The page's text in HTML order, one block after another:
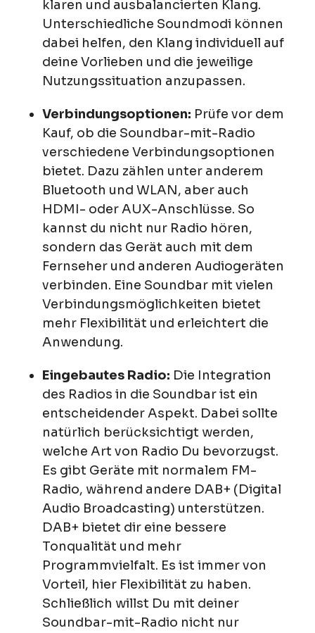
klaren und ausbalancierten Klang.
Unterschiedliche Soundmodi können
dabei helfen, den Klang individuell auf
deine Vorlieben und die jeweilige
Nutzungssituation anzupassen.
Verbindungsoptionen: Prüfe vor dem
Kauf, ob die Soundbar-mit-Radio
verschiedene Verbindungsoptionen
bietet. Dazu zählen unter anderem
Bluetooth und WLAN, aber auch
HDMI- oder AUX-Anschlüsse. So
kannst du nicht nur Radio hören,
sondern das Gerät auch mit dem
Fernseher und anderen Audiogeräten
verbinden. Eine Soundbar mit vielen
Verbindungsmöglichkeiten bietet
mehr Flexibilität und erleichtert die
Anwendung.
Eingebautes Radio: Die Integration
des Radios in die Soundbar ist ein
entscheidender Aspekt. Dabei sollte
natürlich berücksichtigt werden,
welche Art von Radio Du bevorzugst.
Es gibt Geräte mit normalem FM-
Radio, während andere DAB+ (Digital
Audio Broadcasting) unterstützen.
DAB+ bietet dir eine bessere
Tonqualität und mehr
Programmvielfalt. Es ist immer von
Vorteil, hier Flexibilität zu haben.
Schließlich willst Du mit deiner
Soundbar-mit-Radio nicht nur